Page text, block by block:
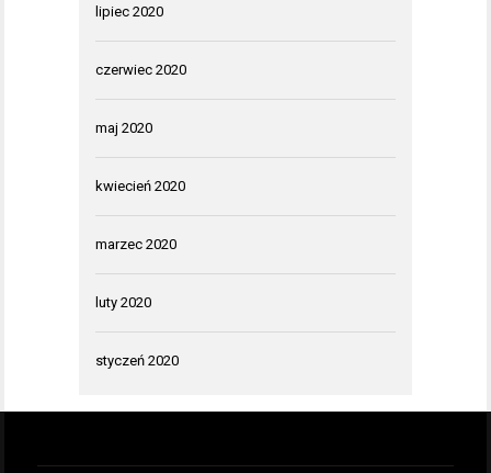
lipiec 2020
czerwiec 2020
maj 2020
kwiecień 2020
marzec 2020
luty 2020
styczeń 2020